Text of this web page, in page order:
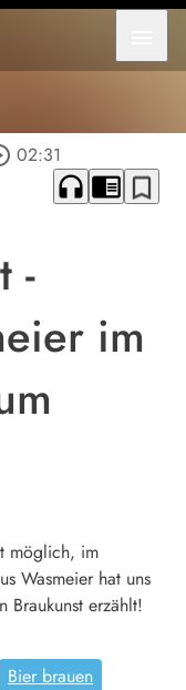
02:31
headphones chrome_reader_mode bookmark_border
-
im
möglich, im
Wasmeier hat uns
Braukunst erzählt!
Bier brauen